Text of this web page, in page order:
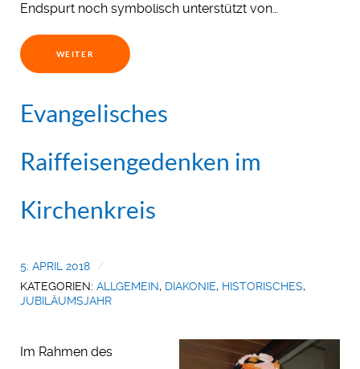
Endspurt noch symbolisch unterstützt von…
WEITER
Evangelisches
Raiffeisengedenken im
Kirchenkreis
5. APRIL 2018
KATEGORIEN: ALLGEMEIN, DIAKONIE, HISTORISCHES,
JUBILÄUMSJAHR
Im Rahmen des